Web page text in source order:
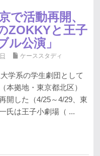
で活動再開、
ZOKKYと王子
ル公演」
ケーススタディ
学系の学生劇団として
本拠地・東京都北区）
開した（4/25～4/29、東
氏は王子小劇場（ ...